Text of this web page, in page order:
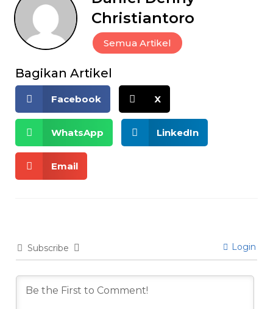
Christiantoro
Semua Artikel
Bagikan Artikel
Facebook X
WhatsApp LinkedIn
Email
Subscribe Login